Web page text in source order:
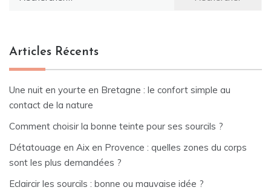
Articles Récents
Une nuit en yourte en Bretagne : le confort simple au
contact de la nature
Comment choisir la bonne teinte pour ses sourcils ?
Détatouage en Aix en Provence : quelles zones du corps
sont les plus demandées ?
Eclaircir les sourcils : bonne ou mauvaise idée ?